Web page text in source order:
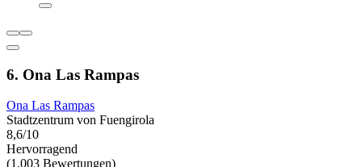
6. Ona Las Rampas
Ona Las Rampas
Stadtzentrum von Fuengirola
8,6/10
Hervorragend
(1.003 Bewertungen)